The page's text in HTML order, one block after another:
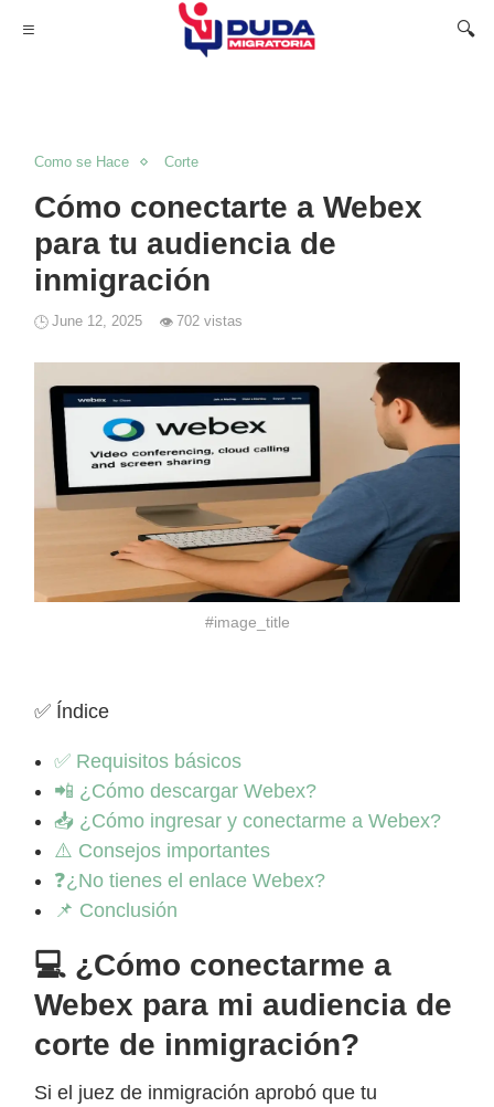
Como se Hace Corte
Cómo conectarte a Webex
para tu audiencia de
inmigración
June 12, 2025 702 vistas
#image_title
✅ Índice
✅ Requisitos básicos
📲 ¿Cómo descargar Webex?
📥 ¿Cómo ingresar y conectarme a Webex?
⚠️ Consejos importantes
❓¿No tienes el enlace Webex?
📌 Conclusión
💻 ¿Cómo conectarme a
Webex para mi audiencia de
corte de inmigración?
Si el juez de inmigración aprobó que tu